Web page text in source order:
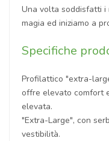
Una volta soddisfatti i
magia ed iniziamo a
Specifiche
Profilattico "extra-
offre elevato comfort
elevata.
"Extra-Large", con
vestibilità.